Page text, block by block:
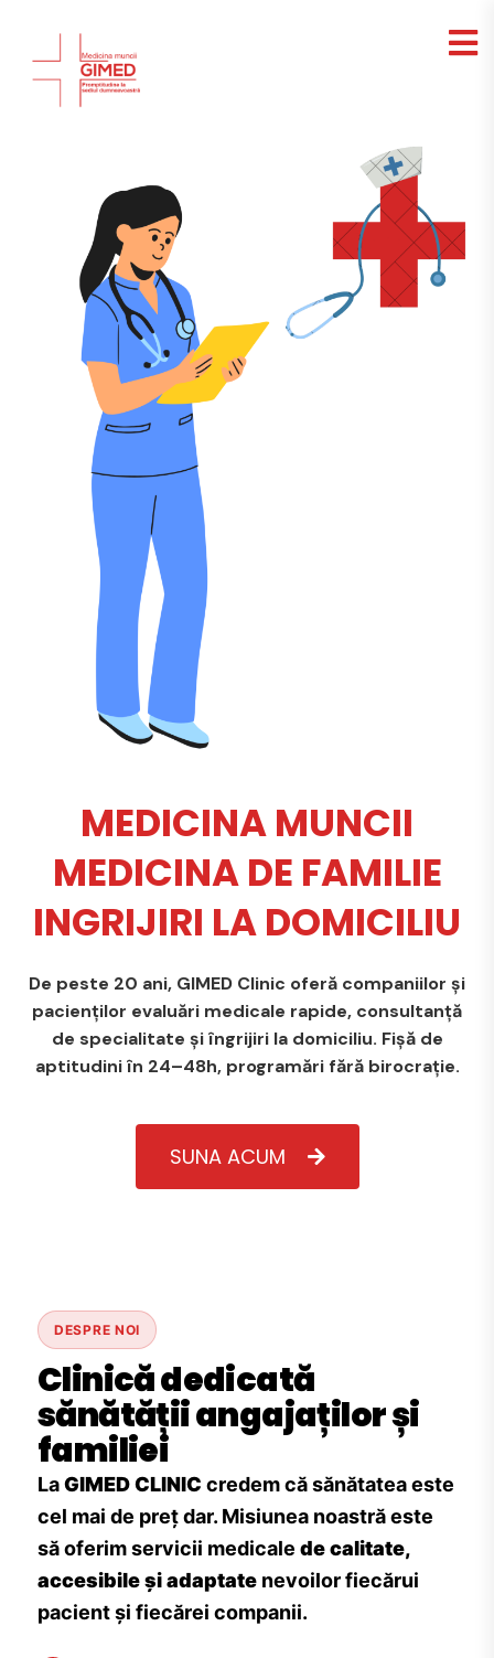
MEDICINA MUNCII
MEDICINA DE FAMILIE
INGRIJIRI LA DOMICILIU
De peste 20 ani, GIMED Clinic oferă companiilor și
pacienților evaluări medicale rapide, consultanță
de specialitate și îngrijiri la domiciliu. Fișă de
aptitudini în 24–48h, programări fără birocrație.
SUNA ACUM
DESPRE NOI
Clinică dedicată
sănătății angajaților și
familiei
LaGIMED CLINIC credem că sănătatea este
cel mai de preț dar. Misiunea noastră este
să oferim servicii medicale de calitate,
accesibile și adaptate nevoilor fiecărui
pacient și fiecărei companii.